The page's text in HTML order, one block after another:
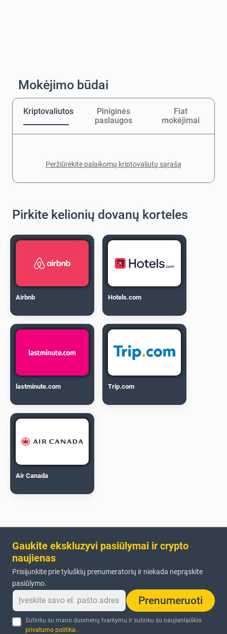
Mokėjimo būdai
Kriptovaliutos
Piniginės
paslaugos
Fiat
mokėjimai
Peržiūrėkite palaikomų kriptovaliutų sąrašą
Pirkite kelionių dovanų korteles
Airbnb Hotels.com
lastminute.com Trip.com
Air Canada
Gaukite ekskluzyvi pasiūlymai ir crypto
naujienas
Prisijunkite prie tyluškių prenumeratorių ir niekada neprąskite
pasiūlymo.
Prenumeruoti
Sutinku su mano duomenų tvarkymu ir sutinku su naujienlaiškio
privatumo politika.